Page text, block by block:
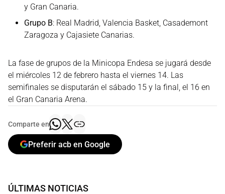
y Gran Canaria.
Grupo B: Real Madrid, Valencia Basket, Casademont
Zaragoza y Cajasiete Canarias.
La fase de grupos de la Minicopa Endesa se jugará desde
el miércoles 12 de febrero hasta el viernes 14. Las
semifinales se disputarán el sábado 15 y la final, el 16 en
el Gran Canaria Arena.
Comparte en
Preferir acb en Google
ÚLTIMAS NOTICIAS